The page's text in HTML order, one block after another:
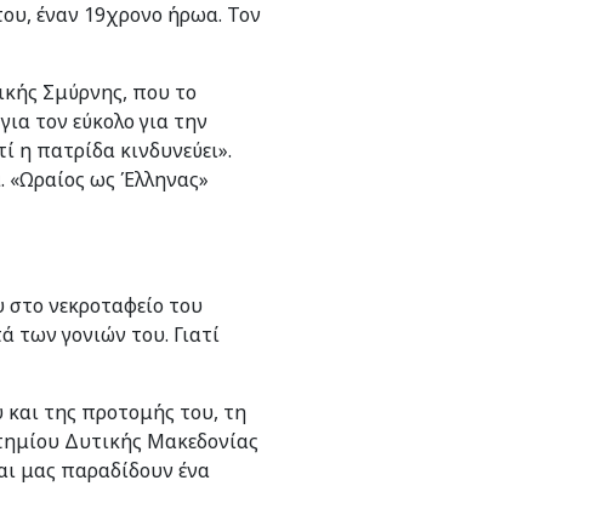
έναν 19χρονο ήρωα. Τον
Σμύρνης, που το
τον εύκολο για την
η πατρίδα κινδυνεύει».
ως Έλληνας»
νεκροταφείο του
των γονιών του. Γιατί
και της προτομής του, τη
Δυτικής Μακεδονίας
μας παραδίδουν ένα